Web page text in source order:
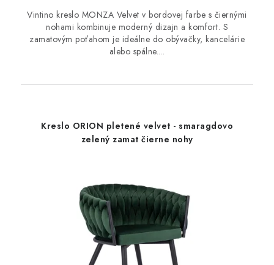
Vintino kreslo MONZA Velvet v bordovej farbe s čiernými
nohami kombinuje moderný dizajn a komfort. S
zamatovým poťahom je ideálne do obývačky, kancelárie
alebo spálne....
Kreslo ORION pletené velvet - smaragdovo
zelený zamat čierne nohy